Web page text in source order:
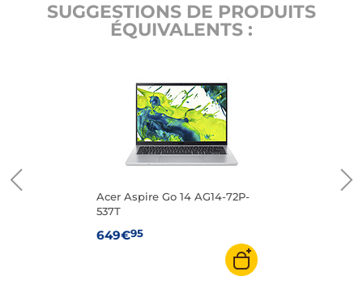
SUGGESTIONS DE PRODUITS
ÉQUIVALENTS :
Acer Aspire Go 14 AG14-72P-
537T
649€95